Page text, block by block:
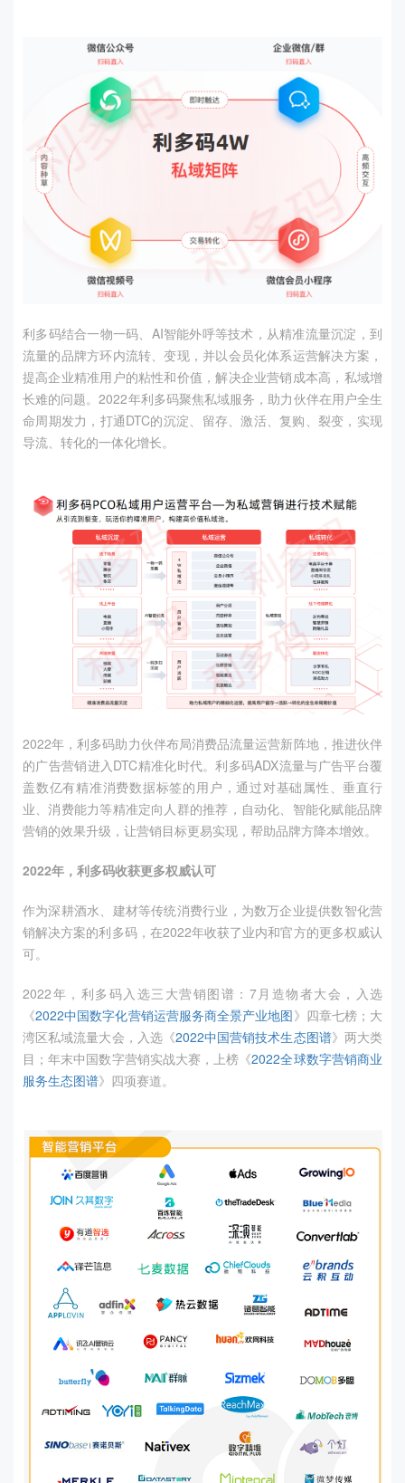
利多码结合一物一码、 AI智能外呼等技术，从精准流量沉淀，到
流量的品牌方环内流转、变现，并以会员化体系运营解决方案，
提高企业精准用户的粘性和价值，解决企业营销成本高，私域增
长难的问题。2022年利多码聚焦私域服务，助力伙伴在用户全生
命周期发力，打通DTC的沉淀、留存、激活、复购、裂变，实现
导流、转化的一体化增长。
2022年，利多码助力伙伴布局消费品流量运营新阵地，推进伙伴
的广告营销进入 DTC精准化时代。利多码ADX流量与广告平台覆
盖数亿有精准消费数据标签的用户，通过对基础属性、垂直行
业、消费能力等精准定向人群的推荐，自动化、智能化赋能品牌
营销的效果升级，让营销目标更易实现，帮助品牌方降本增效。
2022年，利多码收获更多权威认可
作为深耕酒水、建材等传统消费行业，为数万企业提供数智化营
销解决方案的利多码，在2022年收获了业内和官方的更多权威认
可。
2022年，利多码入选三大营销图谱：7月造物者大会，入选
《2022中国数字化营销运营服务商全景产业地图》四章七榜；大
湾区私域流量大会，入选《2022中国营销技术生态图谱》两大类
目；年末中国数字营销实战大赛，上榜《2022全球数字营销商业
服务生态图谱》四项赛道。